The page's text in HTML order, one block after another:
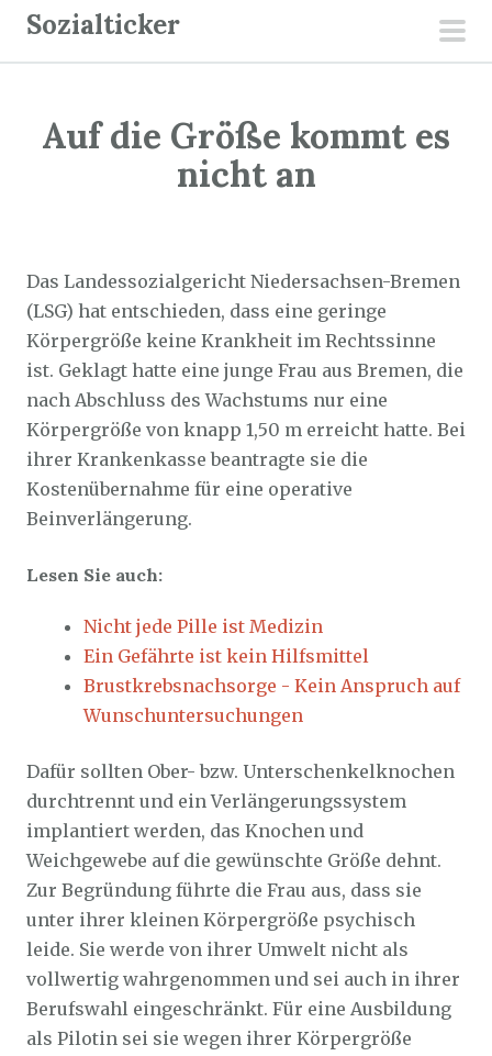
Sozialticker
Auf die Größe kommt es
nicht an
Das Landessozialgericht Niedersachsen-Bremen
(LSG) hat entschieden, dass eine geringe
Körpergröße keine Krankheit im Rechtssinne
ist. Geklagt hatte eine junge Frau aus Bremen, die
nach Abschluss des Wachstums nur eine
Körpergröße von knapp 1,50 m erreicht hatte. Bei
ihrer Krankenkasse beantragte sie die
Kostenübernahme für eine operative
Beinverlängerung.
Lesen Sie auch:
Nicht jede Pille ist Medizin
Ein Gefährte ist kein Hilfsmittel
Brustkrebsnachsorge - Kein Anspruch auf
Wunschuntersuchungen
Dafür sollten Ober- bzw. Unterschenkelknochen
durchtrennt und ein Verlängerungssystem
implantiert werden, das Knochen und
Weichgewebe auf die gewünschte Größe dehnt.
Zur Begründung führte die Frau aus, dass sie
unter ihrer kleinen Körpergröße psychisch
leide. Sie werde von ihrer Umwelt nicht als
vollwertig wahrgenommen und sei auch in ihrer
Berufswahl eingeschränkt. Für eine Ausbildung
als Pilotin sei sie wegen ihrer Körpergröße